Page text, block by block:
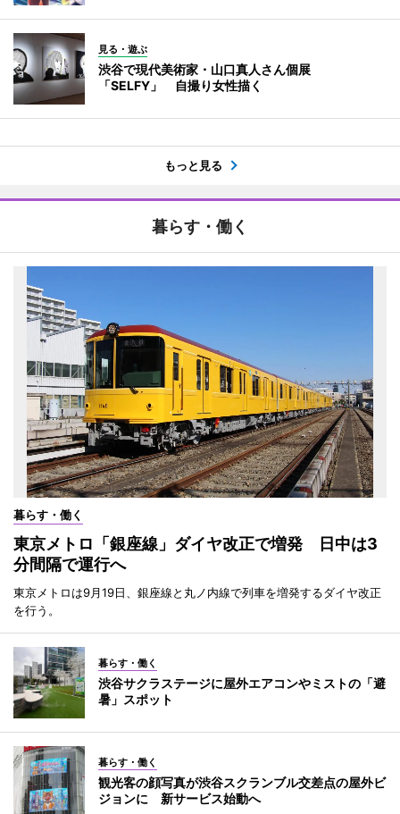
見る・遊ぶ
渋谷で現代美術家・山口真人さん個展
「SELFY」 自撮り女性描く
もっと見る
暮らす・働く
暮らす・働く
東京メトロ「銀座線」ダイヤ改正で増発 日中は3
分間隔で運行へ
東京メトロは9月19日、銀座線と丸ノ内線で列車を増発するダイヤ改正
を行う。
暮らす・働く
渋谷サクラステージに屋外エアコンやミストの「避
暑」スポット
暮らす・働く
観光客の顔写真が渋谷スクランブル交差点の屋外ビ
ジョンに 新サービス始動へ